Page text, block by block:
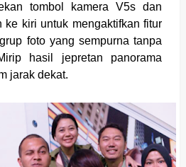
tombol kamera V5s dan
ke kiri untuk mengaktifkan fitur
foto yang sempurna tanpa
hasil jepretan panorama
jarak dekat.